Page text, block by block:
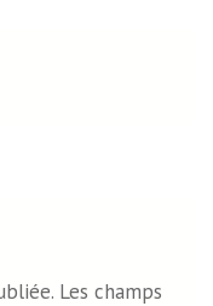
Les champs